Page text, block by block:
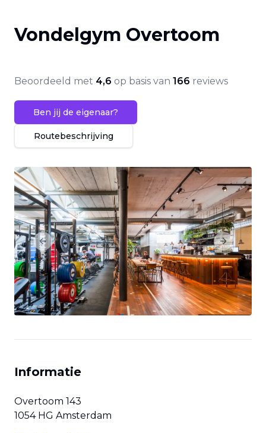
Vondelgym Overtoom
Beoordeeld met 4,6 op basis van 166 reviews
Ben jij de eigenaar?
Routebeschrijving
Previous slide Next slide
Informatie
Overtoom 143
1054 HG Amsterdam